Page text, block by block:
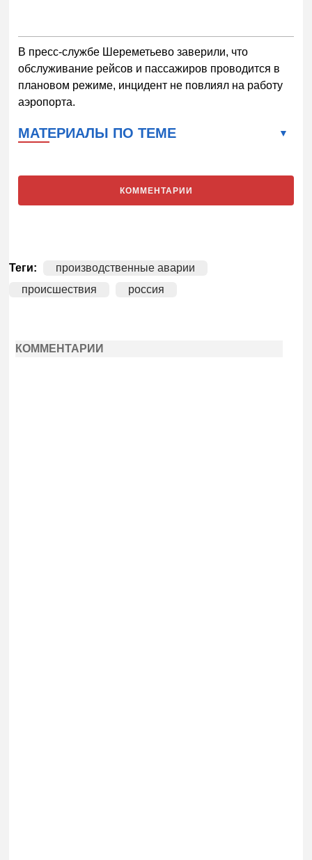
В пресс-службе Шереметьево заверили, что
обслуживание рейсов и пассажиров проводится в
плановом режиме, инцидент не повлиял на работу
аэропорта.
МАТЕРИАЛЫ ПО ТЕМЕ
КОММЕНТАРИИ
Теги:
производственные аварии
происшествия
россия
КОММЕНТАРИИ